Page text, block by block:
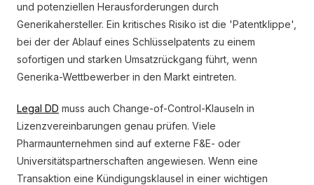
und potenziellen Herausforderungen durch
Generikahersteller. Ein kritisches Risiko ist die 'Patentklippe',
bei der der Ablauf eines Schlüsselpatents zu einem
sofortigen und starken Umsatzrückgang führt, wenn
Generika-Wettbewerber in den Markt eintreten.
Legal DD muss auch Change-of-Control-Klauseln in
Lizenzvereinbarungen genau prüfen. Viele
Pharmaunternehmen sind auf externe F&E- oder
Universitätspartnerschaften angewiesen. Wenn eine
Transaktion eine Kündigungsklausel in einer wichtigen